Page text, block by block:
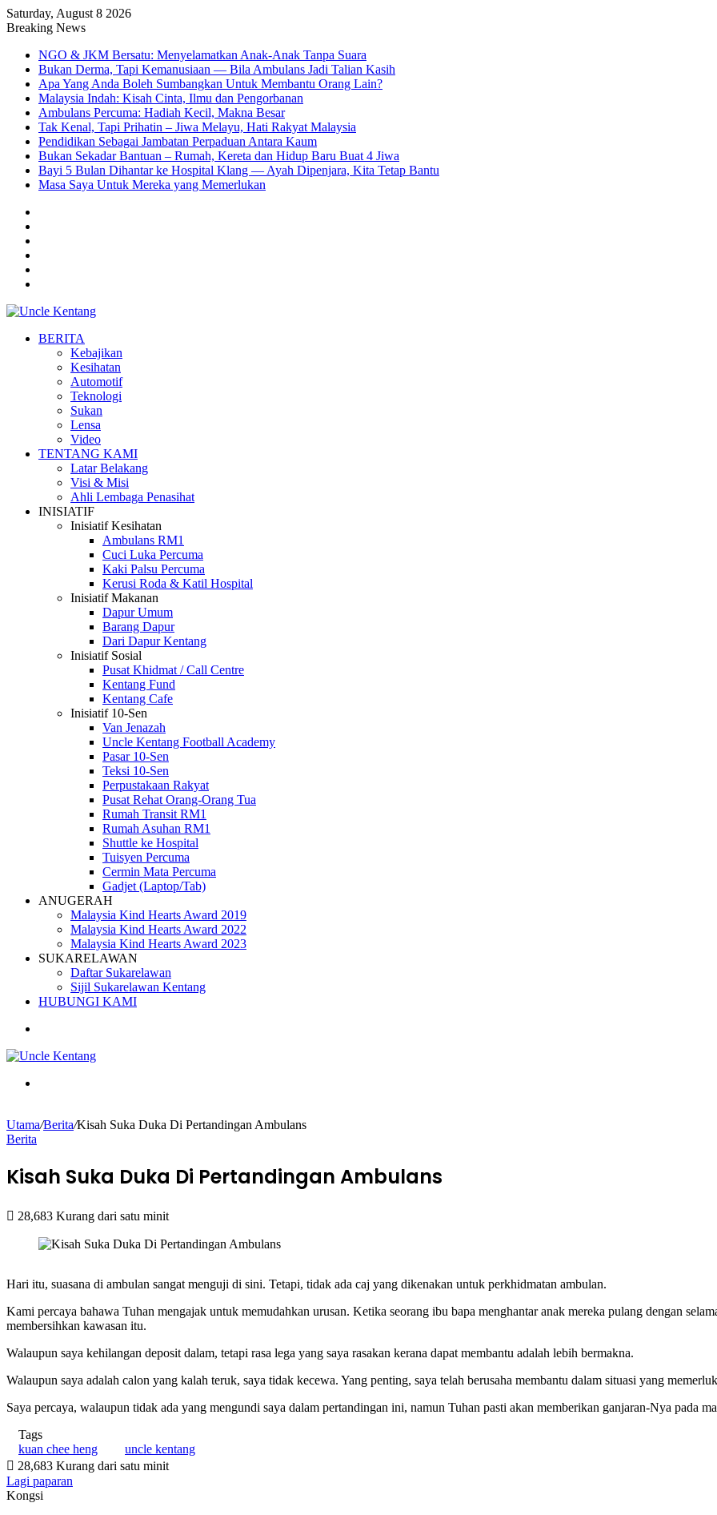
Saturday, August 8 2026
Breaking News
NGO & JKM Bersatu: Menyelamatkan Anak-Anak Tanpa Suara
Bukan Derma, Tapi Kemanusiaan — Bila Ambulans Jadi Talian Kasih
Apa Yang Anda Boleh Sumbangkan Untuk Membantu Orang Lain?
Malaysia Indah: Kisah Cinta, Ilmu dan Pengorbanan
Ambulans Percuma: Hadiah Kecil, Makna Besar
Tak Kenal, Tapi Prihatin – Jiwa Melayu, Hati Rakyat Malaysia
Pendidikan Sebagai Jambatan Perpaduan Antara Kaum
Bukan Sekadar Bantuan – Rumah, Kereta dan Hidup Baru Buat 4 Jiwa
Bayi 5 Bulan Dihantar ke Hospital Klang — Ayah Dipenjara, Kita Tetap Bantu
Masa Saya Untuk Mereka yang Memerlukan
BERITA
Kebajikan
Kesihatan
Automotif
Teknologi
Sukan
Lensa
Video
TENTANG KAMI
Latar Belakang
Visi & Misi
Ahli Lembaga Penasihat
INISIATIF
Inisiatif Kesihatan
Ambulans RM1
Cuci Luka Percuma
Kaki Palsu Percuma
Kerusi Roda & Katil Hospital
Inisiatif Makanan
Dapur Umum
Barang Dapur
Dari Dapur Kentang
Inisiatif Sosial
Pusat Khidmat / Call Centre
Kentang Fund
Kentang Cafe
Inisiatif 10-Sen
Van Jenazah
Uncle Kentang Football Academy
Pasar 10-Sen
Teksi 10-Sen
Perpustakaan Rakyat
Pusat Rehat Orang-Orang Tua
Rumah Transit RM1
Rumah Asuhan RM1
Shuttle ke Hospital
Tuisyen Percuma
Cermin Mata Percuma
Gadjet (Laptop/Tab)
ANUGERAH
Malaysia Kind Hearts Award 2019
Malaysia Kind Hearts Award 2022
Malaysia Kind Hearts Award 2023
SUKARELAWAN
Daftar Sukarelawan
Sijil Sukarelawan Kentang
HUBUNGI KAMI
Utama/Berita/Kisah Suka Duka Di Pertandingan Ambulans
Berita
Kisah Suka Duka Di Pertandingan Ambulans
28,683 Kurang dari satu minit
Hari itu, suasana di ambulan sangat menguji di sini. Tetapi, tidak ada caj yang dikenakan untuk perkhidmatan ambulan.
Kami percaya bahawa Tuhan mengajak untuk memudahkan urusan. Ketika seorang ibu bapa menghantar anak mereka pulang dengan
membersihkan kawasan itu.
Walaupun saya kehilangan deposit dalam, tetapi rasa lega yang saya rasakan kerana dapat membantu adalah lebih bermakna.
Walaupun saya adalah calon yang kalah teruk, saya tidak kecewa. Yang penting, saya telah berusaha membantu dalam situasi yang
Saya percaya, walaupun tidak ada yang mengundi saya dalam pertandingan ini, namun Tuhan pasti akan memberikan ganjaran-Nya pada
Tags
kuan chee heng
uncle kentang
28,683 Kurang dari satu minit
Facebook
X
LinkedIn
Pinterest
WhatsApp
Telegram
Lagi paparan
Kongsi